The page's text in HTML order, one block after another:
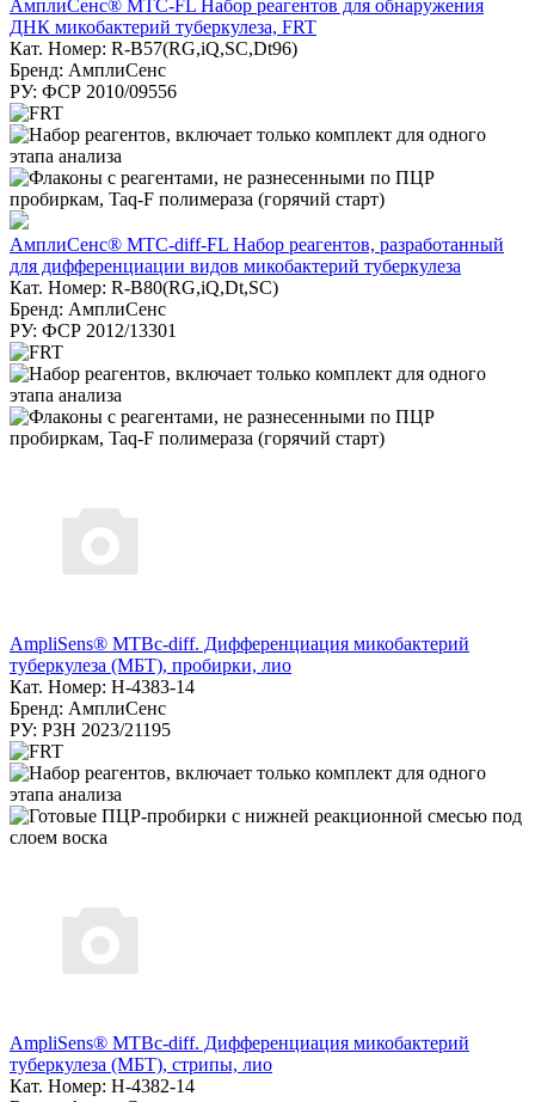
АмплиСенс® MTC-FL Набор реагентов для обнаружения
ДНК микобактерий туберкулеза, FRT
Кат. Номер: R-B57(RG,iQ,SC,Dt96)
Бренд: АмплиСенс
РУ: ФСР 2010/09556
АмплиСенс® MTC-diff-FL Набор реагентов, разработанный
для дифференциации видов микобактерий туберкулеза
Кат. Номер: R-B80(RG,iQ,Dt,SC)
Бренд: АмплиСенс
РУ: ФСР 2012/13301
AmpliSens® MTBc-diff. Дифференциация микобактерий
туберкулеза (МБТ), пробирки, лио
Кат. Номер: H-4383-14
Бренд: АмплиСенс
РУ: РЗН 2023/21195
AmpliSens® MTBc-diff. Дифференциация микобактерий
туберкулеза (МБТ), стрипы, лио
Кат. Номер: H-4382-14